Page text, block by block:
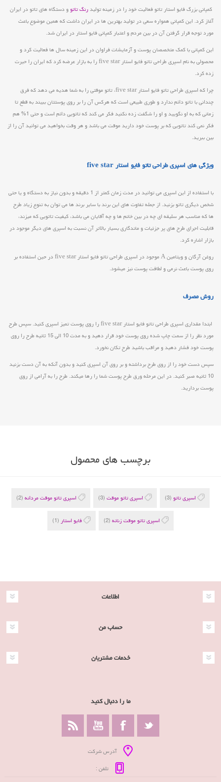
کمپانی بزرگ فایو استار تاتو فعالیت خود را در زمینه تولیدرنگ تاتوو دستگاه های تاتو در ایران
آغاز کرد. این کمپانی همواره سعی در تولید بهترین ها در ایران داشت که همین موضوع باعث
مورد توجه قرار گرفتن آن در بین مردم و اعتبار کمپانی فایو استار در ایران شد.
این کمپانی با کمک متخصصان پوست و آزمایشات فراوان در این زمینه سال ها فعالیت کرد و
محصولی به نام اسپری طراحی تاتو فایو استار five star را به بازار عرضه کرد که ایران را حیرت
زده کرد.
چرا که اسپری طراحی تاتو فایو استار five star، تاتو موقتی را به شما هدیه می دهد که فرق
چندانی با تاتو دائم ندارد و طوری طبیعی است که هرکس آن را بر روی پوستتان ببیند به قطع تا
زمانی که به او نگویید و او را شگفت زده نکنید فکر می کند که تاتویی دائم است و حتی 1% هم
فکر نمی کند تاتویی که بر پوست خود دارید موقت می باشد و هر وقت بخواهید می توانید آن را از
بین ببرید.
ویژگی های اسپری طراحی تاتو فایو استار five star
با استفاده از این اسپری می توانید در مدت زمان کمتر از 1 دقیقه و بدون نیاز به دستگاه و یا حتی
شخص دیگری تاتو بزنید. از جمله تفاوت های این برند با سایر برند ها می توان به تنوع زیاد طرح
ها که مناسب هر سلیقه ای چه در بین خانم ها و چه آقایان می باشد، کیفیت تاتویی که میزند،
قابلیت اجرای طرح های پر جزئیات و ماندگاری بسیار بالاتر آن نسبت به اسپری های دیگر موجود در
بازار اشاره کرد.
روغن آرگان و ویتامین A موجود در اسپری طراحی تاتو فایو استار five star در حین استفاده بر
روی پوست باعث نرمی و لطافت پوست نیز میشود.
روش مصرف
ابتدا مقداری اسپری طراحی تاتو فایو استار five star را روی پوست تمیز اسپری کنید. سپس طرح
مورد نظر را از سمت چاپ شده روی پوست خود قرار دهید و به مدت 10 الی 15 ثانیه طرح را روی
پوست خود فشار دهید و مراقب باشید طرح تکان نخورد.
سپس دست خود را از روی طرح برداشته و بر روی آن اسپری کنید و بدون آنکه به آن دست بزنید
10 ثانیه صبر کنید. در این مرحله ورق طرح پوست شما را رها میکند. طرح را به آرامی از روی
پوست بردارید.
برچسب های محصول
اسپری تاتو (3) اسپری تاتو موقت(3) اسپری تاتو موقت مردانه(2)
اسپری تاتو موقت زنانه(2) فایو استار (1)
اطلاعات
حساب من
خدمات مشتریان
ما را دنبال کنید
آدرس شرکت
تلفن :